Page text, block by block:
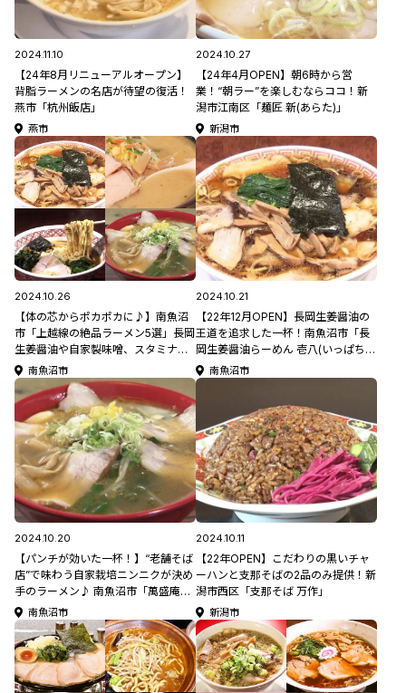
2024.11.10
【24年8月リニューアルオープン】
背脂ラーメンの名店が待望の復活！
燕市「杭州飯店」
燕市
2024.10.27
【24年4月OPEN】朝6時から営
業！“朝ラー”を楽しむならココ！新
潟市江南区「麺匠 新(あらた)」
新潟市
2024.10.26
【体の芯からポカポカに♪】南魚沼
市「上越線の絶品ラーメン5選」長岡
生姜醤油や自家製味噌、スタミナの
一杯まで！
南魚沼市
2024.10.21
【22年12月OPEN】長岡生姜醤油の
王道を追求した一杯！南魚沼市「長
岡生姜醤油らーめん 壱八(いっぱち)
商店」
南魚沼市
2024.10.20
【パンチが効いた一杯！】“老舗そば
店”で味わう自家栽培ニンニクが決め
手のラーメン♪ 南魚沼市「萬盛庵本
店」南魚沼市
2024.10.11
【22年OPEN】こだわりの黒いチャ
ーハンと支那そばの2品のみ提供！新
潟市西区「支那そば 万作」
新潟市